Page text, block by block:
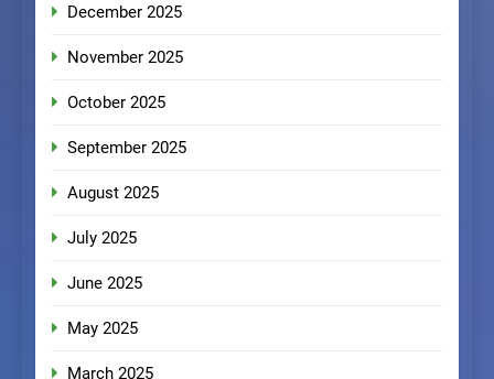
December 2025
November 2025
October 2025
September 2025
August 2025
July 2025
June 2025
May 2025
March 2025